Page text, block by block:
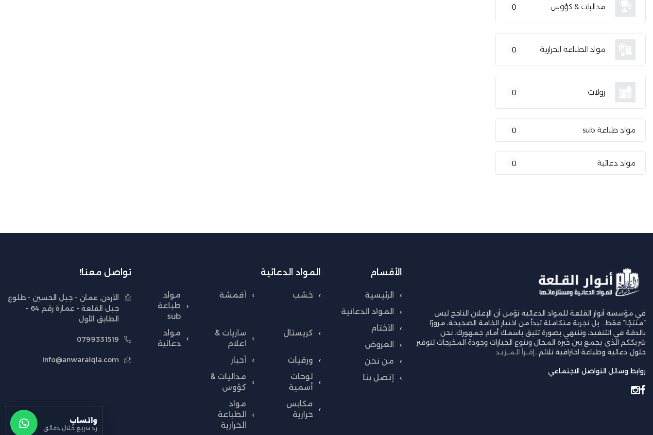
مداليات & كؤوس 0
مواد الطباعة الحرارية 0
رولات 0
مواد طباعة sub 0
مواد دعائية 0
في مؤسسة أنوار القلعة للمواد الدعائية نؤمن أن الإعلان الناجح ليس
“منتجًا” فقط… بل تجربة متكاملة تبدأ من اختيار الخامة الصحيحة، مرورًا
بالدقة في التنفيذ، وتنتهي بصورة تليق باسمك أمام جمهورك. نحن
شريككم الذي يجمع بين خبرة المجال وتنوع الخيارات وجودة المخرجات لتوفير
حلول دعائية وطباعة احترافية تلائم... إقــرأ الـمــزيـد
روابط وسائل التواصل الاجتماعي
الأقسام
الرئيسية
المواد الدعائية
الأختام
العروض
من نحن
إتصل بنا
المواد الدعائية
خشب
كريستال
ورقيات
لوحات
أسمية
مكابس
حرارية
أقمشة
ساريات &
اعلام
أحبار
مداليات &
كؤوس
مواد
الطباعة
الحرارية
مواد
طباعة
sub
مواد
دعائية
تواصل معنا!
الأردن, عمان - جبل الحسين - طلوع
جبل القلعة - عمارة رقم 64 -
الطابق الأول
0799331519
info@anwaralqla.com
واتساب
رد سريع خلال دقائق